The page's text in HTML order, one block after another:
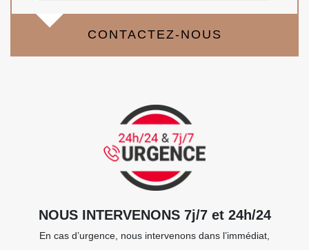
CONTACTEZ-NOUS
NOUS INTERVENONS 7j/7 et 24h/24
En cas d’urgence, nous intervenons dans l’immédiat,